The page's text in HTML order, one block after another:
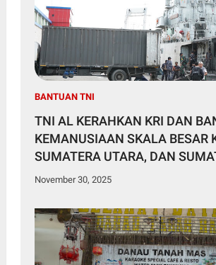
BANTUAN TNI
TNI AL KERAHKAN KRI DAN
KEMANUSIAAN SKALA BESAR
SUMATERA UTARA, DAN
BARAT
November 30, 2025